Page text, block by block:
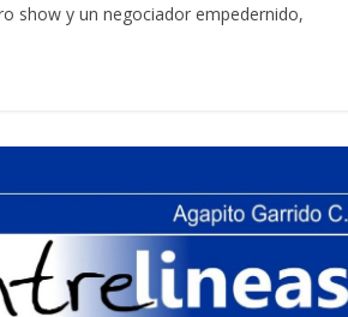
show y un negociador empedernido,